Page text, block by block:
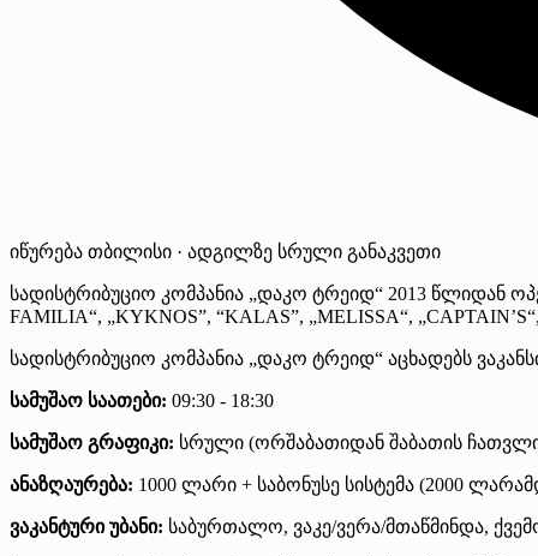
იწურება თბილისი · ადგილზე სრული განაკვეთი
სადისტრიბუციო კომპანია „დაკო ტრეიდ“ 2013 წლიდან
FAMILIA“, „KYKNOS”, “KALAS”, „MELISSA“,
სადისტრიბუციო კომპანია „დაკო ტრეიდ“ აცხადებს
სამუშაო საათები: 09:30 - 18:30
სამუშაო გრაფიკი: სრული (ორშაბათიდან შაბათის
ანაზღაურება: 1000 ლარი + საბონუსე სისტემა (2000
ვაკანტური უბანი: საბურთალო, ვაკე/ვერა/მთაწმინდა,